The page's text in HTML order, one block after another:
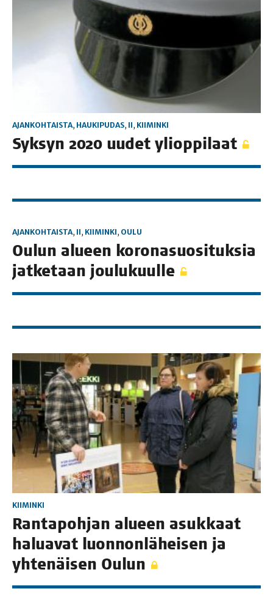
AJANKOHTAISTA, HAUKIPUDAS, II, KIIMINKI
Syk­syn 2020 uudet ylioppilaat
AJANKOHTAISTA, II, KIIMINKI, OULU
Oulun alu­een koro­na­suo­si­tuk­sia
jat­ke­taan joulukuulle
KIIMINKI
Ran­ta­poh­jan alu­een asuk­kaat
halua­vat luon­non­lä­hei­sen ja
yhte­näi­sen Oulun